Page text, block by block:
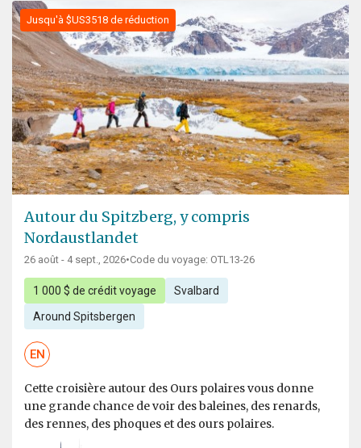
Jusqu'à $US3518 de réduction
Autour du Spitzberg, y compris
Nordaustlandet
26 août - 4 sept., 2026•Code du voyage: OTL13-26
1 000 $ de crédit voyage Svalbard
Around Spitsbergen
EN
Cette croisière autour des Ours polaires vous donne
une grande chance de voir des baleines, des renards,
des rennes, des phoques et des ours polaires.